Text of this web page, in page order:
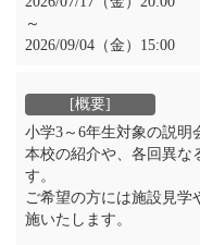
～
2026/09/04（金）15:00
小学3～6年生対象の説明
本校の紹介や、各回異な
す。
ご希望の方には施設見
施いたします。